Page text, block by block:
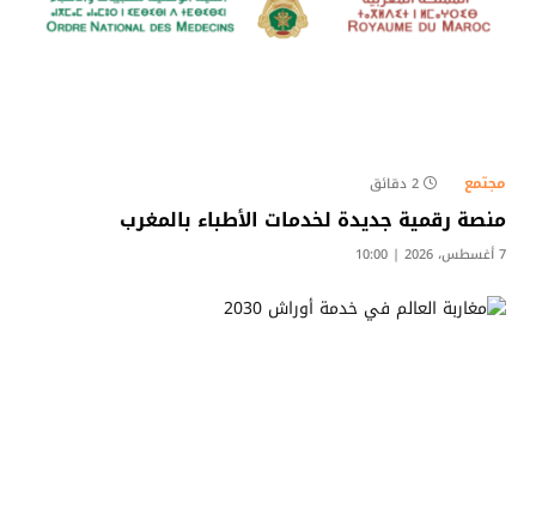
مجتمع 2 دقائق
منصة رقمية جديدة لخدمات الأطباء بالمغرب
7 أغسطس، 2026 | 10:00